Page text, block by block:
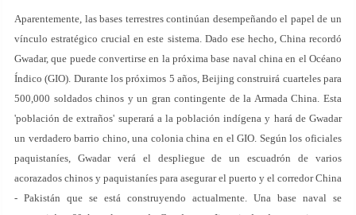
Aparentemente, las bases terrestres continúan desempeñando el papel de un
vínculo estratégico crucial en este sistema. Dado ese hecho, China recordó
Gwadar, que puede convertirse en la próxima base naval china en el Océano
Índico (GIO). Durante los próximos 5 años, Beijing construirá cuarteles para
500,000 soldados chinos y un gran contingente de la Armada China. Esta
'población de extraños' superará a la población indígena y hará de Gwadar
un verdadero barrio chino, una colonia china en el GIO. Según los oficiales
paquistaníes, Gwadar verá el despliegue de un escuadrón de varios
acorazados chinos y paquistaníes para asegurar el puerto y el corredor China
- Pakistán que se está construyendo actualmente. Una base naval se